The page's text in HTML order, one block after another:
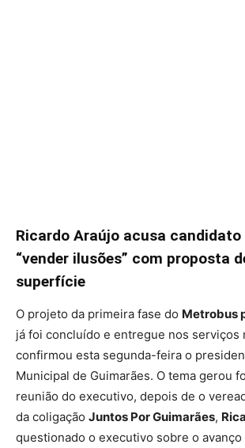
Ricardo Araújo acusa candidato
“vender ilusões” com proposta
superfície
O projeto da primeira fase do Metrobus
já foi concluído e entregue nos serviços
confirmou esta segunda-feira o
Municipal de Guimarães. O tema gerou
reunião do executivo, depois de o
da coligação Juntos Por Guimarães,
questionado o executivo sobre o avanço